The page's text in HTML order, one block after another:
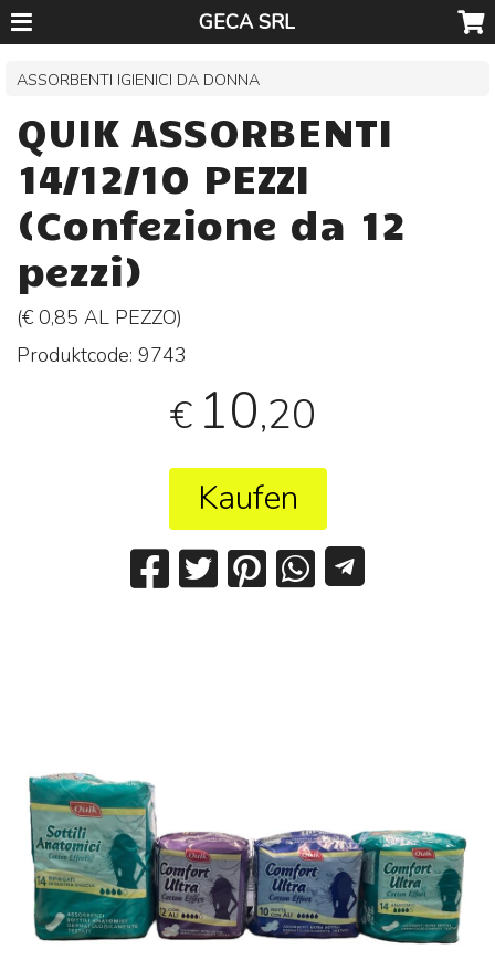
GECA SRL
ASSORBENTI IGIENICI DA DONNA
QUIK ASSORBENTI
14/12/10 PEZZI
(Confezione da 12
pezzi)
(€ 0,85 AL PEZZO)
Produktcode:9743
€ 10,20
Kaufen